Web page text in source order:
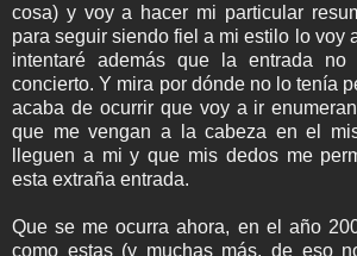
cosa) y voy a hacer mi particular
para seguir siendo fiel a mi estilo lo voy
intentaré además que la entrada
concierto. Y mira por dónde no lo tenía
acaba de ocurrir que voy a ir
que me vengan a la cabeza en el
lleguen a mi y que mis dedos me
esta extraña entrada.
Que se me ocurra ahora, en el año
como estas (y muchas más, de eso